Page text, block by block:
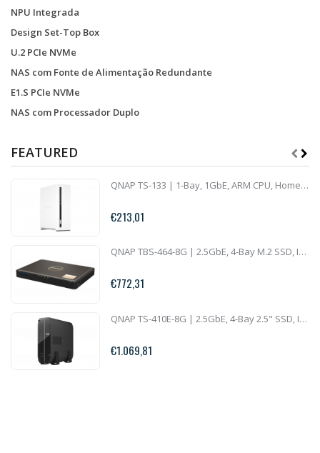
NPU Integrada
Design Set-Top Box
U.2 PCIe NVMe
NAS com Fonte de Alimentação Redundante
E1.S PCIe NVMe
NAS com Processador Duplo
FEATURED
QNAP TS-133 | 1-Bay, 1GbE, ARM CPU, Home NAS
€213,01
QNAP TBS-464-8G | 2.5GbE, 4-Bay M.2 SSD, Intel CPU, 8GB RAM, HDMI 2.0, Set-Top Multimedia NAS
€772,31
QNAP TS-410E-8G | 2.5GbE, 4-Bay 2.5" SSD, Intel CPU, 8GB RAM, Silent NAS
€1.069,81